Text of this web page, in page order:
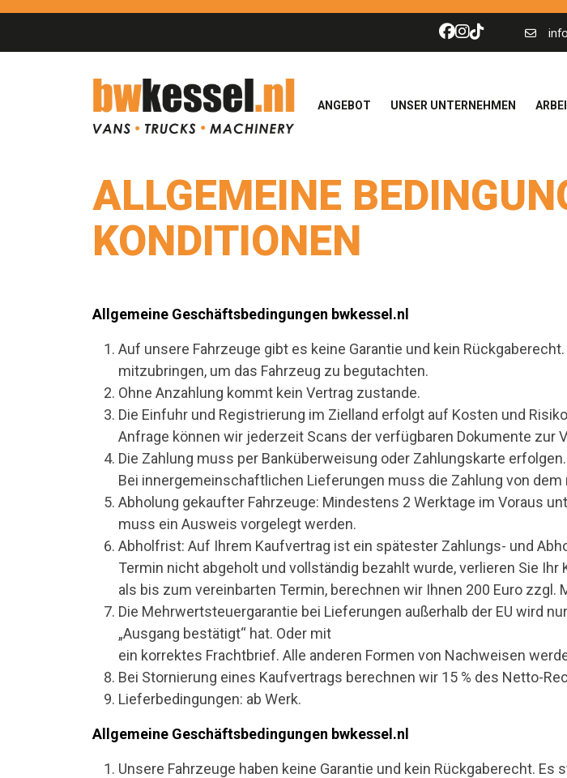
ANGEBOT UNSER UNTERNEHMEN
ALLGEMEINE
KONDITIONEN
Allgemeine Geschäftsbedingungen bwkessel.nl
Auf unsere Fahrzeuge gibt es keine Garantie und kein
mitzubringen, um das Fahrzeug zu begutachten.
Ohne Anzahlung kommt kein Vertrag zustande.
Die Einfuhr und Registrierung im Zielland erfolgt auf Kosten und
Anfrage können wir jederzeit Scans der verfügbaren Dokumente zur
Die Zahlung muss per Banküberweisung oder Zahlungskarte
Bei innergemeinschaftlichen Lieferungen muss die Zahlung von
Abholung gekaufter Fahrzeuge: Mindestens 2 Werktage im Voraus
muss ein Ausweis vorgelegt werden.
Abholfrist: Auf Ihrem Kaufvertrag ist ein spätester Zahlungs- und
Termin nicht abgeholt und vollständig bezahlt wurde, verlieren Sie
als bis zum vereinbarten Termin, berechnen wir Ihnen 200 Euro zzgl.
Die Mehrwertsteuergarantie bei Lieferungen außerhalb der EU wird
„Ausgang bestätigt“ hat. Oder mit
ein korrektes Frachtbrief. Alle anderen Formen von Nachweisen
Bei Stornierung eines Kaufvertrags berechnen wir 15 % des Netto-
Lieferbedingungen: ab Werk.
Allgemeine Geschäftsbedingungen bwkessel.nl
Unsere Fahrzeuge haben keine Garantie und kein Rückgaberecht.